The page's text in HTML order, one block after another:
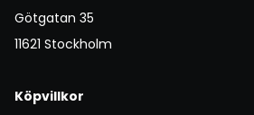
Götgatan 35
11621 Stockholm
Köpvillkor